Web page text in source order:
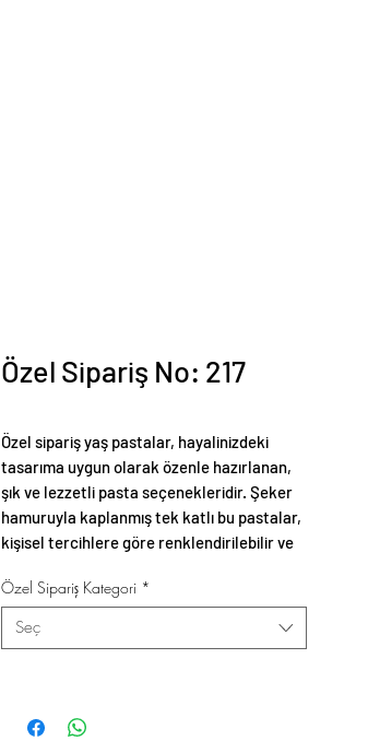
Özel Sipariş No: 217
Özel sipariş yaş pastalar, hayalinizdeki
tasarıma uygun olarak özenle hazırlanan,
şık ve lezzetli pasta seçenekleridir. Şeker
hamuruyla kaplanmış tek katlı bu pastalar,
kişisel tercihlere göre renklendirilebilir ve
Özel Sipariş Kategori *
Seç